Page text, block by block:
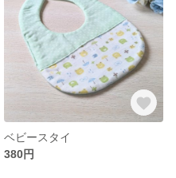
ベビースタイ
380円